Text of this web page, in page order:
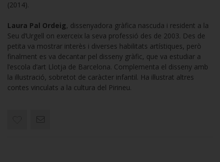
(2014).
Laura Pal Ordeig, dissenyadora gràfica nascuda i resident a la
Seu d’Urgell on exerceix la seva professió des de 2003. Des de
petita va mostrar interès i diverses habilitats artístiques, però
finalment es va decantar pel disseny gràfic, que va estudiar a
l’escola d’art Llotja de Barcelona. Complementa el disseny amb
la il·lustració, sobretot de caràcter infantil. Ha il·lustrat altres
contes vinculats a la cultura del Pirineu.